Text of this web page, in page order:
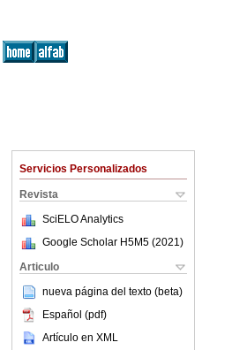
Servicios Personalizados
Revista
SciELO Analytics
Google Scholar H5M5 (2021 )
Articulo
nueva página del texto (beta)
Español (pdf)
Artículo en XML